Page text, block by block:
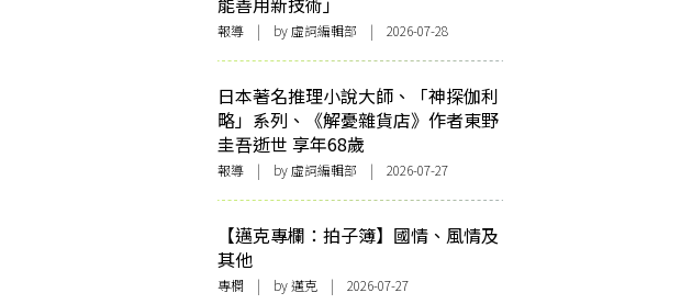
報導 | by 虛詞編輯部 | 2026-07-28
日本著名推理小說大師、「神探伽利
略」系列、《解憂雜貨店》作者東野
圭吾逝世 享年68歲
報導 | by 虛詞編輯部 | 2026-07-27
【邁克專欄：拍子簿】國情、風情及
其他
專欄 | by邁克 | 2026-07-27